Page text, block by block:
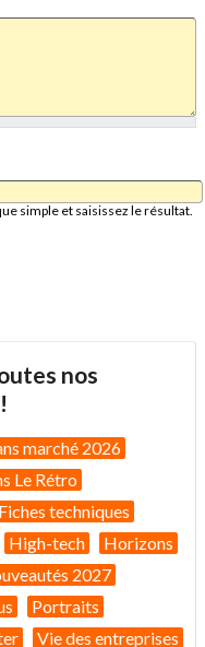
simple et saisissez le résultat.
nos
marché 2026
Le Rétro
Fiches techniques
High-tech
Horizons
2027
Portraits
Vie des entreprises